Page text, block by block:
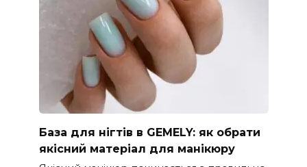
База для нігтів в GEMELY: як обрати
якісний матеріал для манікюру